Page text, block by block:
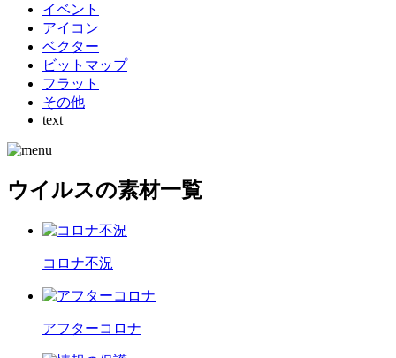
イベント
アイコン
ベクター
ビットマップ
フラット
その他
text
ウイルスの素材一覧
コロナ不況
アフターコロナ